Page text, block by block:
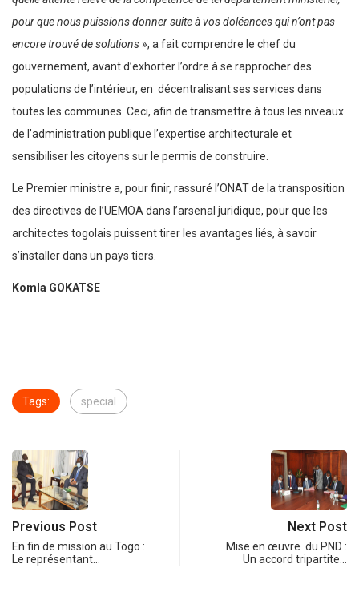
pour que nous puissions donner suite à vos doléances qui n’ont pas
encore trouvé de solutions », a fait comprendre le chef du
gouvernement, avant d’exhorter l’ordre à se rapprocher des
populations de l’intérieur, en décentralisant ses services dans
toutes les communes. Ceci, afin de transmettre à tous les niveaux
de l’administration publique l’expertise architecturale et
sensibiliser les citoyens sur le permis de construire.
Le Premier ministre a, pour finir, rassuré l’ONAT de la transposition
des directives de l’UEMOA dans l’arsenal juridique, pour que les
architectes togolais puissent tirer les avantages liés, à savoir
s’installer dans un pays tiers.
Komla GOKATSE
Tags: special
Previous Post
En fin de mission au Togo :
Le représentant…
Next Post
Mise en œuvre du PND :
Un accord tripartite…